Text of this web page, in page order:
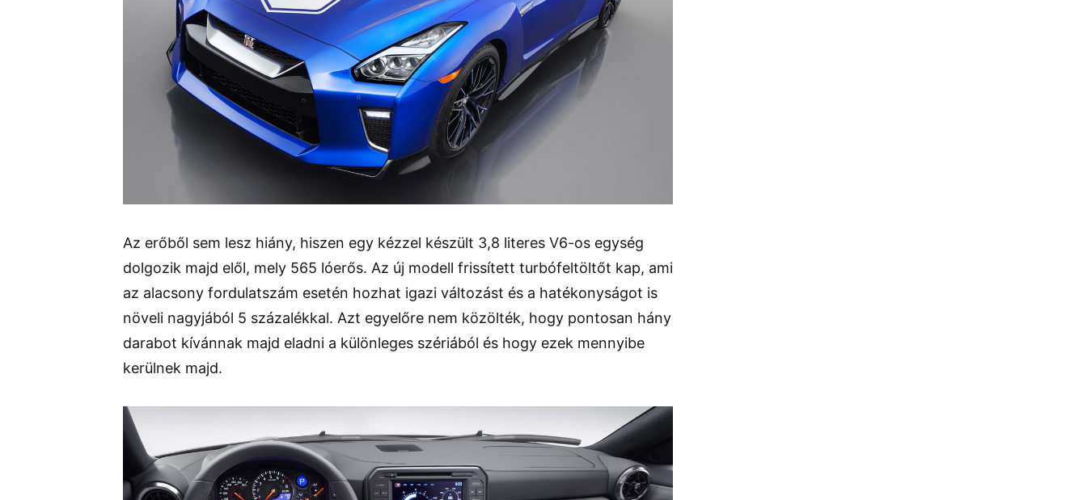
Az erőből sem lesz hiány, hiszen egy kézzel készült 3,8 literes V6-os egység
dolgozik majd elől, mely 565 lóerős. Az új modell frissített turbófeltöltőt kap, ami
az alacsony fordulatszám esetén hozhat igazi változást és a hatékonyságot is
növeli nagyjából 5 százalékkal. Azt egyelőre nem közölték, hogy pontosan hány
darabot kívánnak majd eladni a különleges szériából és hogy ezek mennyibe
kerülnek majd.